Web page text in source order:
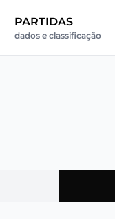
PARTIDAS
dados e classificação